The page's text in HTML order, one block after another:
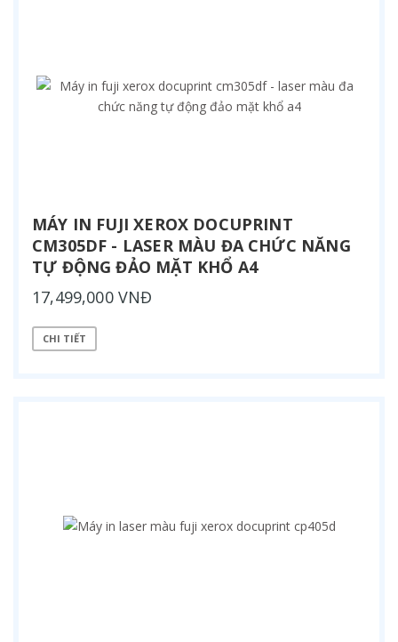
MÁY IN FUJI XEROX DOCUPRINT
CM305DF - LASER MÀU ĐA CHỨC NĂNG
TỰ ĐỘNG ĐẢO MẶT KHỔ A4
17,499,000 VNĐ
CHI TIẾT